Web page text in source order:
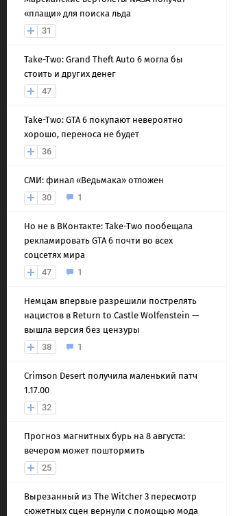
«плащи» для поиска льда
31
Take-Two: Grand Theft Auto 6 могла бы
стоить и других денег
47
Take-Two: GTA 6 покупают невероятно
хорошо, переноса не будет
36
СМИ: финал «Ведьмака» отложен
30
1
Но не в ВКонтакте: Take-Two пообещала
рекламировать GTA 6 почти во всех
соцсетях мира
47
1
Немцам впервые разрешили пострелять
нацистов в Return to Castle Wolfenstein —
вышла версия без цензуры
38
1
Crimson Desert получила маленький патч
1.17.00
32
Прогноз магнитных бурь на 8 августа:
вечером может поштормить
25
Вырезанный из The Witcher 3 пересмотр
сюжетных сцен вернули с помощью мода